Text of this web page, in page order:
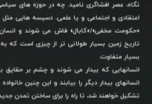
نگاه، عصر افشاگری نامید. چه در حوزه های
اعتقادی و اجتماعی و یا علمی. دسیسه هایی
«حکومت مخفی»/«کابال» فاش می شوند و
تاریخ زمین بسیار طولانی تر از چیزی است که
بسیار متفاوت.
انسانهایی که بیدار می شوند و چشم بر حقایق
انسانهای بیدار دیگر را بیابند و این چنین
تشکیل خواهند شد، تا راه را برای ساختن تمدن